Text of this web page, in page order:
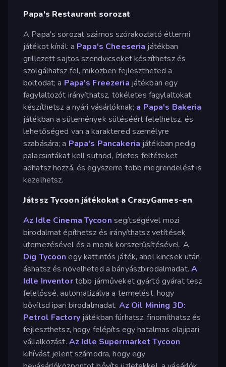
Papa's Restaurant sorozat
A Papa's sorozat számos szórakoztató éttermi
játékot kínál: a Papa's Cheeseria játékban
grillezett sajtos szendvicseket készíthetsz és
szolgálhatsz fel, miközben fejlesztheted a
boltodat; a Papa's Freezeria játékban egy
fagylaltozót irányíthatsz, tökéletes fagylaltokat
készíthetsz a nyári vásárlóknak; a Papa's Bakeria
játékban a sütemények sütéséért felelhetsz, és
lehetőséged van a karaktered személyre
szabására; a Papa's Pancakeria játékban pedig
palacsintákat kell sütnöd, ízletes feltéteket
adhatsz hozzá, és egyszerre több megrendelést is
kezelhetsz.
Játssz Tycoon játékokat a CrazyGames-en
Az Idle Cinema Tycoon segítségével mozi
birodalmat építhetsz és irányíthatsz vetítések
ütemezésével és a mozik korszerűsítésével. A
Dig Tycoon egy kattintós játék, ahol kincsek után
áshatsz és növelheted a bányászbirodalmadat. A
Idle Inventortöbb járműveket gyártó gyárat tesz
felelőssé, automatizálva a termelést, hogy
bővítsd ipari birodalmadat. Az Oil Mining 3D:
Petrol Factoryjátékban fúrhatsz, finomíthatsz és
fejleszthetsz, hogy felépíts egy hatalmas olajipari
vállalkozást. Az Idle Supermarket Tycoon
kihívást jelent számodra, hogy egy